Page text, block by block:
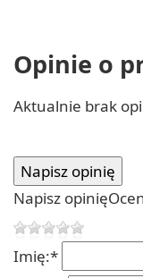
Opinie o
Aktualnie brak
Napisz opinię
Imię:*